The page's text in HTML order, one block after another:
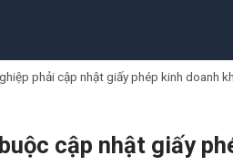
phải cập nhật giấy phép kinh doanh
cập nhật giấy